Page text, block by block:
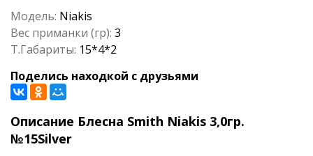
Модель: Niakis
Вес приманки (гр): 3
Т.Габариты: 15*4*2
Поделись находкой с друзьями
Описание Блесна Smith Niakis 3,0гр.
№15Silver